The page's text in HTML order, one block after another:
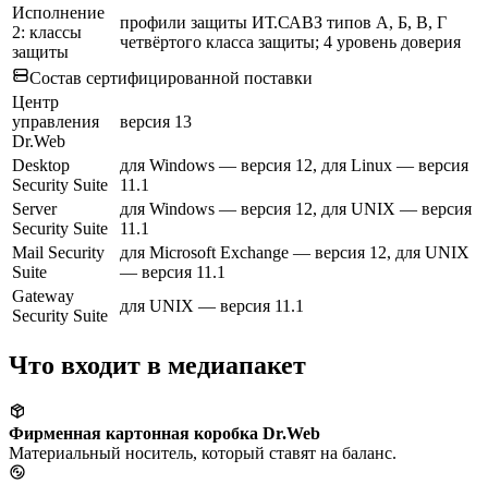
Исполнение
2: классы
защиты
профили защиты ИТ.САВЗ типов А, Б, В, Г
четвёртого класса защиты; 4 уровень доверия
Состав сертифицированной поставки
Центр
управления
Dr.Web
версия 13
Desktop
Security Suite
для Windows — версия 12, для Linux — версия
11.1
Server
Security Suite
для Windows — версия 12, для UNIX — версия
11.1
Mail Security
Suite
для Microsoft Exchange — версия 12, для UNIX
— версия 11.1
Gateway
Security Suite
для UNIX — версия 11.1
Что входит в медиапакет
Фирменная картонная коробка Dr.Web
Материальный носитель, который ставят на баланс.